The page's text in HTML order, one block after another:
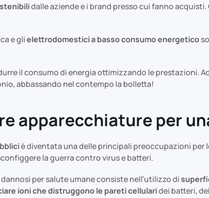
dalle aziende e i brand presso cui fanno
e glielettrodomestici a basso consumo energetico
il consumo di energia ottimizzando le prestazioni.
abbassando nel contempo la bolletta!
apparecchiature per
è diventata una delle principali preoccupazioni per
la guerra contro virus e batteri.
per salute umane consiste nell’utilizzo di
ioni che distruggono le pareti cellularidei batteri,